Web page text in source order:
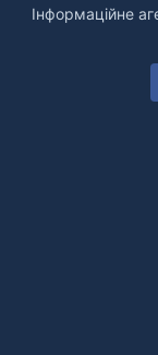
Інформаційне